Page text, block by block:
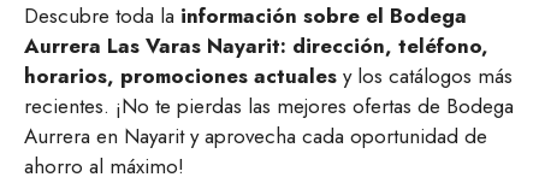
Descubre toda la información sobre el Bodega
Aurrera Las Varas Nayarit: dirección, teléfono,
horarios, promociones actuales y los catálogos más
recientes. ¡No te pierdas las mejores ofertas de Bodega
Aurrera en Nayarit y aprovecha cada oportunidad de
ahorro al máximo!